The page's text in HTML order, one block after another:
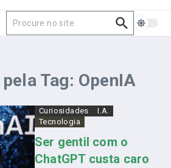
Tag: OpenIA
Curiosidades
I.A.
Tecnologia
Ser gentil com o
ChatGPT custa caro